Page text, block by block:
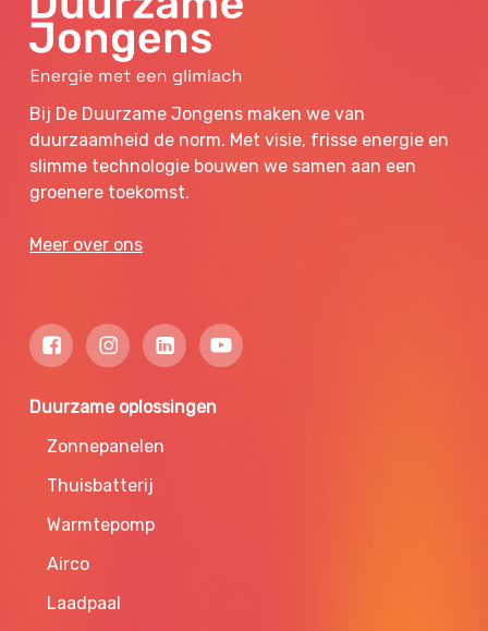
Bij De Duurzame Jongens maken we van
duurzaamheid de norm. Met visie, frisse energie en
slimme technologie bouwen we samen aan een
groenere toekomst.
Meer over ons
Duurzame oplossingen
Zonnepanelen
Thuisbatterij
Warmtepomp
Airco
Laadpaal